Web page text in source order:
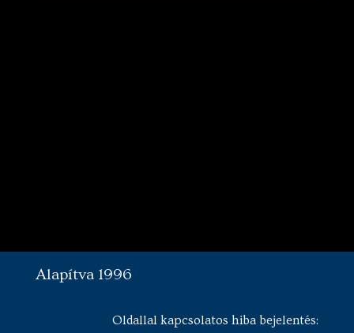
Alapítva 1996
Oldallal kapcsolatos hiba bejelentés: